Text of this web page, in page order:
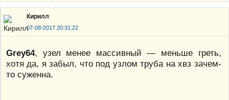
Кирилл
07-08-2017 20:31:22
Grey64, узел менее массивный — меньше греть,
хотя да, я забыл, что под узлом труба на хвз зачем-
то суженна.